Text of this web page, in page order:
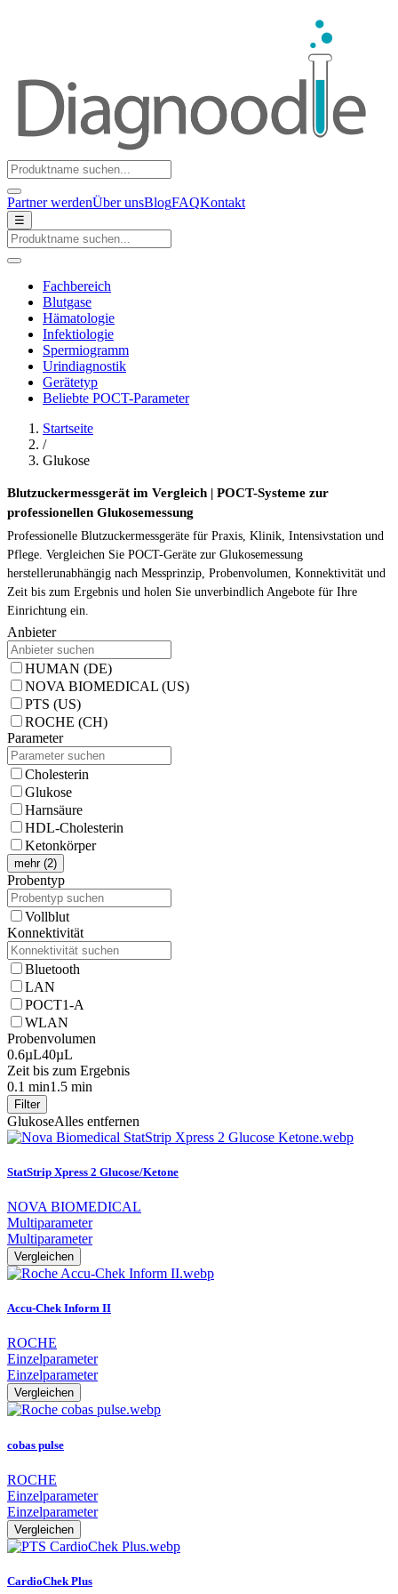
Partner werdenÜber unsBlogFAQKontakt
☰
Fachbereich
Blutgase
Hämatologie
Infektiologie
Spermiogramm
Urindiagnostik
Gerätetyp
Beliebte POCT-Parameter
Startseite
/
Glukose
Blutzuckermessgerät im Vergleich | POCT-Systeme zur
professionellen Glukosemessung
Professionelle Blutzuckermessgeräte für Praxis, Klinik, Intensivstation und
Pflege. Vergleichen Sie POCT-Geräte zur Glukosemessung
herstellerunabhängig nach Messprinzip, Probenvolumen, Konnektivität und
Zeit bis zum Ergebnis und holen Sie unverbindlich Angebote für Ihre
Einrichtung ein.
Anbieter
HUMAN (DE)
NOVA BIOMEDICAL (US)
PTS (US)
ROCHE (CH)
Parameter
Cholesterin
Glukose
Harnsäure
HDL-Cholesterin
Ketonkörper
mehr (2)
Probentyp
Vollblut
Konnektivität
Bluetooth
LAN
POCT1-A
WLAN
Probenvolumen
0.6µL40µL
Zeit bis zum Ergebnis
0.1 min1.5 min
Filter
GlukoseAlles entfernen
StatStrip Xpress 2 Glucose/Ketone
NOVA BIOMEDICAL
Multiparameter
Multiparameter
Vergleichen
Accu-Chek Inform II
ROCHE
Einzelparameter
Einzelparameter
Vergleichen
cobas pulse
ROCHE
Einzelparameter
Einzelparameter
Vergleichen
CardioChek Plus